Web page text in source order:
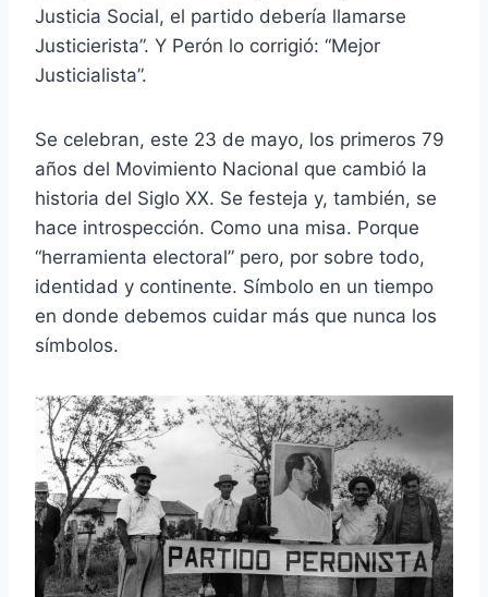
Justicia Social, el partido debería llamarse
Justicierista”. Y Perón lo corrigió: “Mejor
Justicialista”.
Se celebran, este 23 de mayo, los primeros 79
años del Movimiento Nacional que cambió la
historia del Siglo XX. Se festeja y, también, se
hace introspección. Como una misa. Porque
“herramienta electoral” pero, por sobre todo,
identidad y continente. Símbolo en un tiempo
en donde debemos cuidar más que nunca los
símbolos.